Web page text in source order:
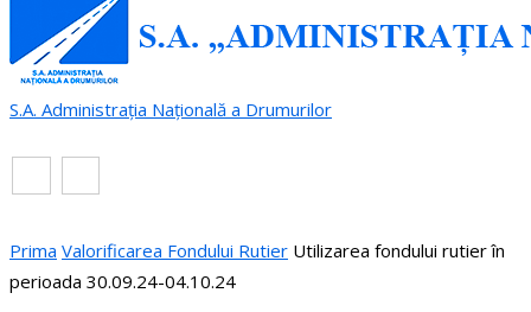
S.A. Administrația Națională a Drumurilor
Prima Valorificarea Fondului Rutier Utilizarea fondului rutier în
perioada 30.09.24-04.10.24